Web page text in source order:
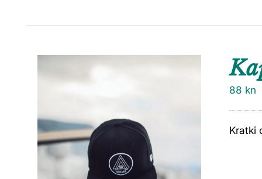
88 kn
Kratki